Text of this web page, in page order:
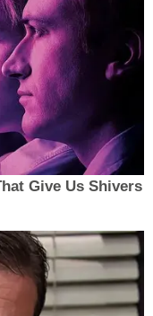
Give Us Shivers